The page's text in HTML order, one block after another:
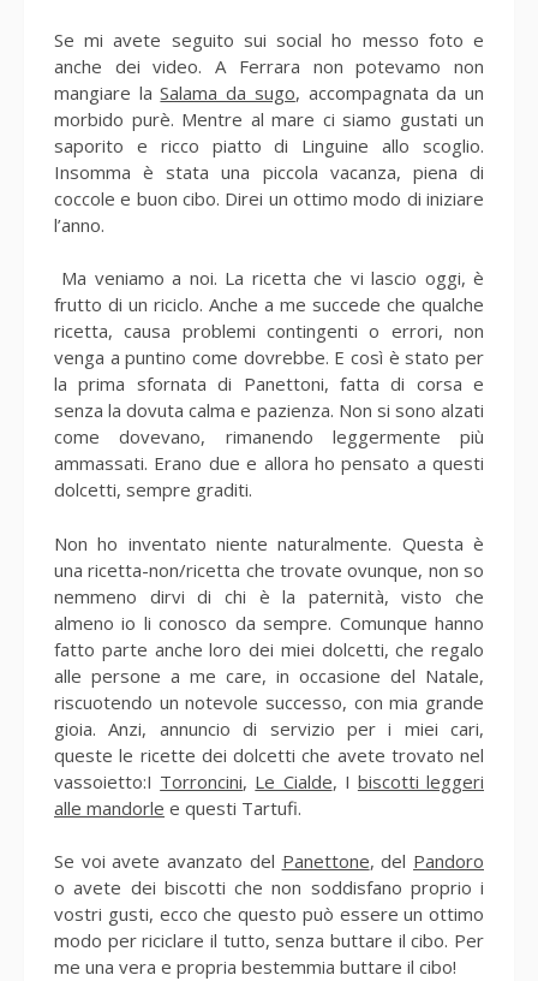
Se mi avete seguito sui social ho messo foto e
anche dei video. A Ferrara non potevamo non
mangiare laSalama da sugo, accompagnata da un
morbido purè. Mentre al mare ci siamo gustati un
saporito e ricco piatto di Linguine allo scoglio.
Insomma è stata una piccola vacanza, piena di
coccole e buon cibo. Direi un ottimo modo di iniziare
l’anno.
Ma veniamo a noi. La ricetta che vi lascio oggi, è
frutto di un riciclo. Anche a me succede che qualche
ricetta, causa problemi contingenti o errori, non
venga a puntino come dovrebbe. E così è stato per
la prima sfornata di Panettoni, fatta di corsa e
senza la dovuta calma e pazienza. Non si sono alzati
come dovevano, rimanendo leggermente più
ammassati. Erano due e allora ho pensato a questi
dolcetti, sempre graditi.
Non ho inventato niente naturalmente. Questa è
una ricetta-non/ricetta che trovate ovunque, non so
nemmeno dirvi di chi è la paternità, visto che
almeno io li conosco da sempre. Comunque hanno
fatto parte anche loro dei miei dolcetti, che regalo
alle persone a me care, in occasione del Natale,
riscuotendo un notevole successo, con mia grande
gioia. Anzi, annuncio di servizio per i miei cari,
queste le ricette dei dolcetti che avete trovato nel
vassoietto:I Torroncini, Le Cialde, I biscotti leggeri
alle mandorle e questi Tartufi.
Se voi avete avanzato del Panettone, del Pandoro
o avete dei biscotti che non soddisfano proprio i
vostri gusti, ecco che questo può essere un ottimo
modo per riciclare il tutto, senza buttare il cibo. Per
me una vera e propria bestemmia buttare il cibo!